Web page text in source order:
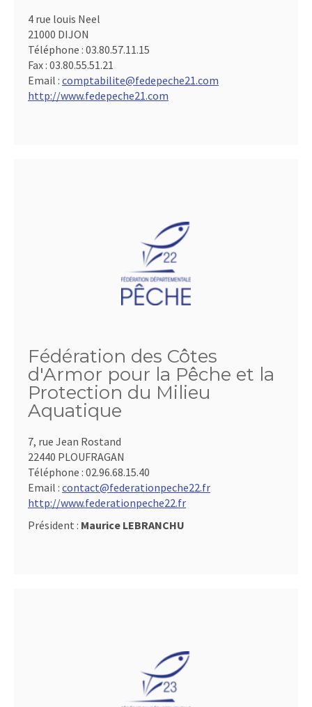
4 rue louis Neel
21000 DIJON
Téléphone : 03.80.57.11.15
Fax : 03.80.55.51.21
Email : comptabilite@fedepeche21.com
http://www.fedepeche21.com
Fédération des Côtes
d'Armor pour la Pêche et la
Protection du Milieu
Aquatique
7, rue Jean Rostand
22440 PLOUFRAGAN
Téléphone : 02.96.68.15.40
Email : contact@federationpeche22.fr
http://www.federationpeche22.fr
Président : Maurice LEBRANCHU